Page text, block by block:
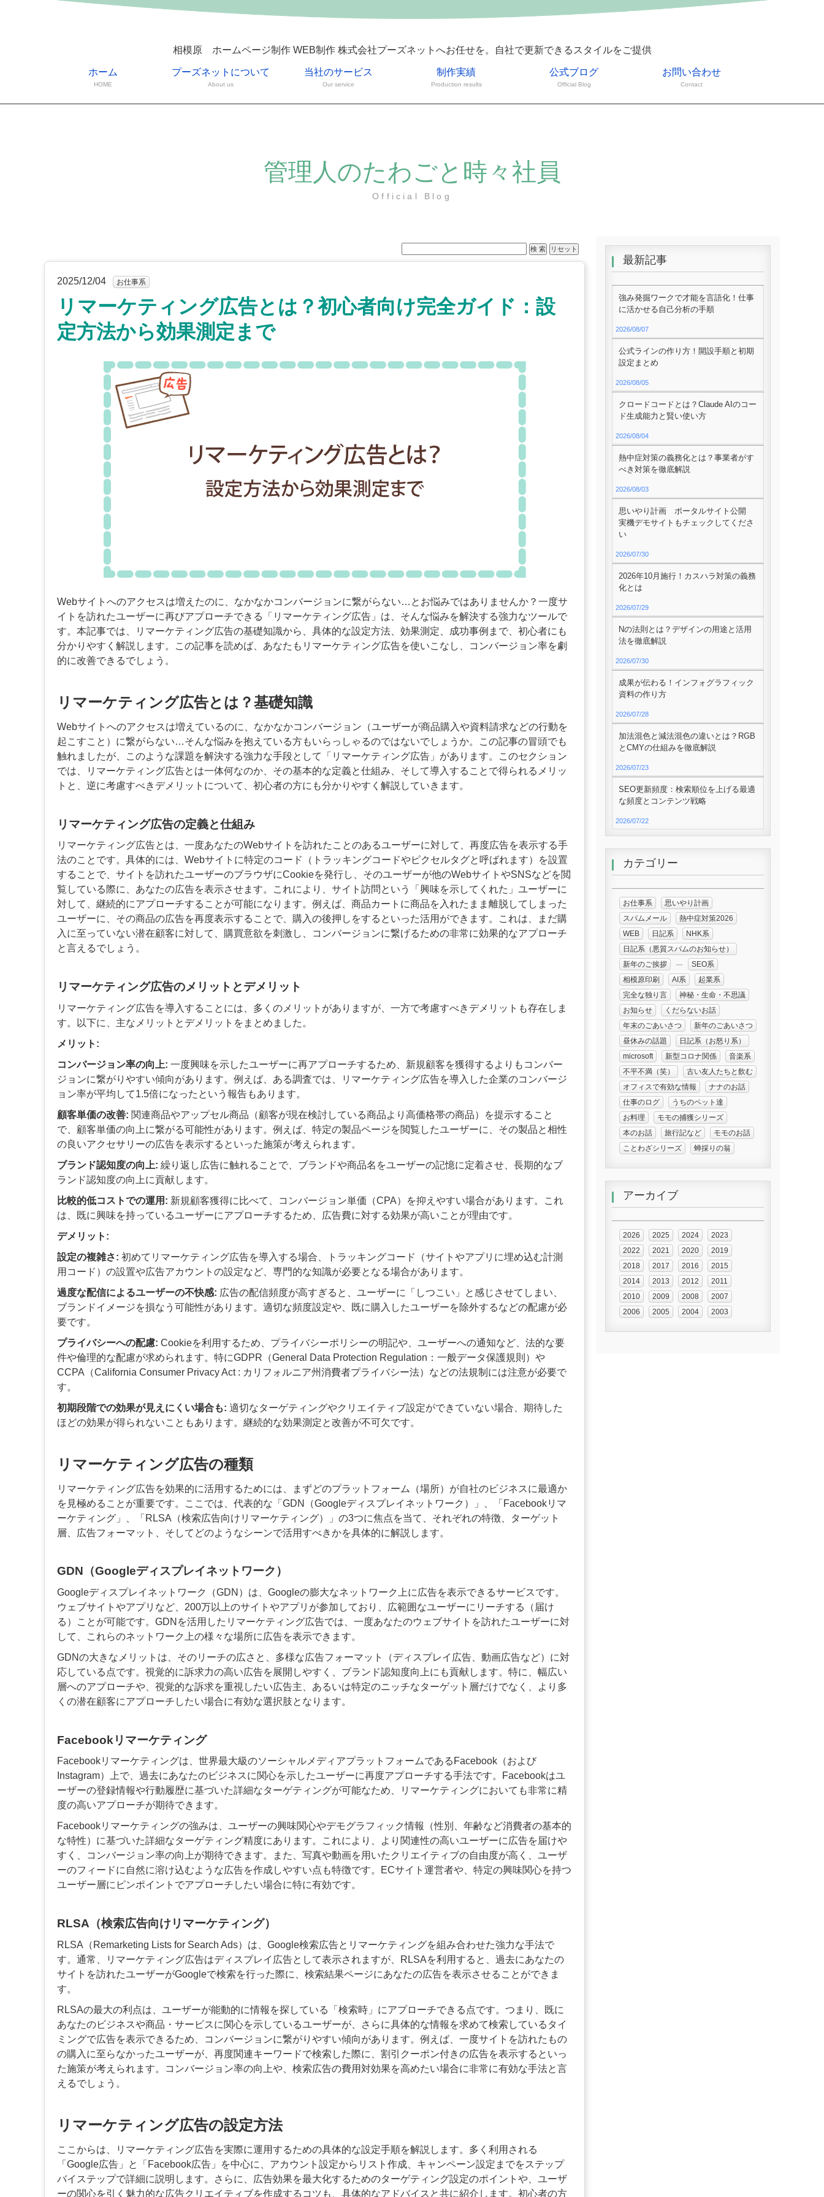
相模原 ホームページ制作 WEB制作 株式会社プーズネットへお任せを。自社で更新できるスタイルをご提供
ホーム
HOME
プーズネットについて
About us
当社のサービス
Our service
制作実績
Production results
公式ブログ
Official Blog
お問い合わせ
Contact
管理人のたわごと時々社員
Official Blog
2025/12/04 お仕事系
リマーケティング広告とは？初心者向け完全ガイド：設
定方法から効果測定まで
Webサイトへのアクセスは増えたのに、なかなかコンバージョンに繋がらない…とお悩みではありませんか？一度サ
イトを訪れたユーザーに再びアプローチできる「リマーケティング広告」は、そんな悩みを解決する強力なツールで
す。本記事では、リマーケティング広告の基礎知識から、具体的な設定方法、効果測定、成功事例まで、初心者にも
分かりやすく解説します。この記事を読めば、あなたもリマーケティング広告を使いこなし、コンバージョン率を劇
的に改善できるでしょう。
リマーケティング広告とは？基礎知識
Webサイトへのアクセスは増えているのに、なかなかコンバージョン（ユーザーが商品購入や資料請求などの行動を
起こすこと）に繋がらない…そんな悩みを抱えている方もいらっしゃるのではないでしょうか。この記事の冒頭でも
触れましたが、このような課題を解決する強力な手段として「リマーケティング広告」があります。このセクション
では、リマーケティング広告とは一体何なのか、その基本的な定義と仕組み、そして導入することで得られるメリッ
トと、逆に考慮すべきデメリットについて、初心者の方にも分かりやすく解説していきます。
リマーケティング広告の定義と仕組み
リマーケティング広告とは、一度あなたのWebサイトを訪れたことのあるユーザーに対して、再度広告を表示する手
法のことです。具体的には、Webサイトに特定のコード（トラッキングコードやピクセルタグと呼ばれます）を設置
することで、サイトを訪れたユーザーのブラウザにCookieを発行し、そのユーザーが他のWebサイトやSNSなどを閲
覧している際に、あなたの広告を表示させます。これにより、サイト訪問という「興味を示してくれた」ユーザーに
対して、継続的にアプローチすることが可能になります。例えば、商品カートに商品を入れたまま離脱してしまった
ユーザーに、その商品の広告を再度表示することで、購入の後押しをするといった活用ができます。これは、まだ購
入に至っていない潜在顧客に対して、購買意欲を刺激し、コンバージョンに繋げるための非常に効果的なアプローチ
と言えるでしょう。
リマーケティング広告のメリットとデメリット
リマーケティング広告を導入することには、多くのメリットがありますが、一方で考慮すべきデメリットも存在しま
す。以下に、主なメリットとデメリットをまとめました。
メリット:
コンバージョン率の向上: 一度興味を示したユーザーに再アプローチするため、新規顧客を獲得するよりもコンバー
ジョンに繋がりやすい傾向があります。例えば、ある調査では、リマーケティング広告を導入した企業のコンバージ
ョン率が平均して1.5倍になったという報告もあります。
顧客単価の改善: 関連商品やアップセル商品（顧客が現在検討している商品より高価格帯の商品）を提示すること
で、顧客単価の向上に繋がる可能性があります。例えば、特定の製品ページを閲覧したユーザーに、その製品と相性
の良いアクセサリーの広告を表示するといった施策が考えられます。
ブランド認知度の向上: 繰り返し広告に触れることで、ブランドや商品名をユーザーの記憶に定着させ、長期的なブ
ランド認知度の向上に貢献します。
比較的低コストでの運用: 新規顧客獲得に比べて、コンバージョン単価（CPA）を抑えやすい場合があります。これ
は、既に興味を持っているユーザーにアプローチするため、広告費に対する効果が高いことが理由です。
デメリット:
設定の複雑さ: 初めてリマーケティング広告を導入する場合、トラッキングコード（サイトやアプリに埋め込む計測
用コード）の設置や広告アカウントの設定など、専門的な知識が必要となる場合があります。
過度な配信によるユーザーの不快感: 広告の配信頻度が高すぎると、ユーザーに「しつこい」と感じさせてしまい、
ブランドイメージを損なう可能性があります。適切な頻度設定や、既に購入したユーザーを除外するなどの配慮が必
要です。
プライバシーへの配慮: Cookieを利用するため、プライバシーポリシーの明記や、ユーザーへの通知など、法的な要
件や倫理的な配慮が求められます。特にGDPR（General Data Protection Regulation：一般データ保護規則）や
CCPA（California Consumer Privacy Act : カリフォルニア州消費者プライバシー法）などの法規制には注意が必要で
す。
初期段階での効果が見えにくい場合も: 適切なターゲティングやクリエイティブ設定ができていない場合、期待した
ほどの効果が得られないこともあります。継続的な効果測定と改善が不可欠です。
リマーケティング広告の種類
リマーケティング広告を効果的に活用するためには、まずどのプラットフォーム（場所）が自社のビジネスに最適か
を見極めることが重要です。ここでは、代表的な「GDN（Googleディスプレイネットワーク）」、「Facebookリマ
ーケティング」、「RLSA（検索広告向けリマーケティング）」の3つに焦点を当て、それぞれの特徴、ターゲット
層、広告フォーマット、そしてどのようなシーンで活用すべきかを具体的に解説します。
GDN（Googleディスプレイネットワーク）
Googleディスプレイネットワーク（GDN）は、Googleの膨大なネットワーク上に広告を表示できるサービスです。
ウェブサイトやアプリなど、200万以上のサイトやアプリが参加しており、広範囲なユーザーにリーチする（届け
る）ことが可能です。GDNを活用したリマーケティング広告では、一度あなたのウェブサイトを訪れたユーザーに対
して、これらのネットワーク上の様々な場所に広告を表示できます。
GDNの大きなメリットは、そのリーチの広さと、多様な広告フォーマット（ディスプレイ広告、動画広告など）に対
応している点です。視覚的に訴求力の高い広告を展開しやすく、ブランド認知度向上にも貢献します。特に、幅広い
層へのアプローチや、視覚的な訴求を重視したい広告主、あるいは特定のニッチなターゲット層だけでなく、より多
くの潜在顧客にアプローチしたい場合に有効な選択肢となります。
Facebookリマーケティング
Facebookリマーケティングは、世界最大級のソーシャルメディアプラットフォームであるFacebook（および
Instagram）上で、過去にあなたのビジネスに関心を示したユーザーに再度アプローチする手法です。Facebookはユ
ーザーの登録情報や行動履歴に基づいた詳細なターゲティングが可能なため、リマーケティングにおいても非常に精
度の高いアプローチが期待できます。
Facebookリマーケティングの強みは、ユーザーの興味関心やデモグラフィック情報（性別、年齢など消費者の基本的
な特性）に基づいた詳細なターゲティング精度にあります。これにより、より関連性の高いユーザーに広告を届けや
すく、コンバージョン率の向上が期待できます。また、写真や動画を用いたクリエイティブの自由度が高く、ユーザ
ーのフィードに自然に溶け込むような広告を作成しやすい点も特徴です。ECサイト運営者や、特定の興味関心を持つ
ユーザー層にピンポイントでアプローチしたい場合に特に有効です。
RLSA（検索広告向けリマーケティング）
RLSA（Remarketing Lists for Search Ads）は、Google検索広告とリマーケティングを組み合わせた強力な手法で
す。通常、リマーケティング広告はディスプレイ広告として表示されますが、RLSAを利用すると、過去にあなたの
サイトを訪れたユーザーがGoogleで検索を行った際に、検索結果ページにあなたの広告を表示させることができま
す。
RLSAの最大の利点は、ユーザーが能動的に情報を探している「検索時」にアプローチできる点です。つまり、既に
あなたのビジネスや商品・サービスに関心を示しているユーザーが、さらに具体的な情報を求めて検索しているタイ
ミングで広告を表示できるため、コンバージョンに繋がりやすい傾向があります。例えば、一度サイトを訪れたもの
の購入に至らなかったユーザーが、再度関連キーワードで検索した際に、割引クーポン付きの広告を表示するといっ
た施策が考えられます。コンバージョン率の向上や、検索広告の費用対効果を高めたい場合に非常に有効な手法と言
えるでしょう。
リマーケティング広告の設定方法
ここからは、リマーケティング広告を実際に運用するための具体的な設定手順を解説します。多く利用される
「Google広告」と「Facebook広告」を中心に、アカウント設定からリスト作成、キャンペーン設定までをステップ
バイステップで詳細に説明します。さらに、広告効果を最大化するためのターゲティング設定のポイントや、ユーザ
ーの関心を引く魅力的な広告クリエイティブを作成するコツも、具体的なアドバイスと共に紹介します。初心者の方
最新記事
強み発掘ワークで才能を言語化！仕事
に活かせる自己分析の手順
2026/08/07
公式ラインの作り方！開設手順と初期
設定まとめ
2026/08/05
クロードコードとは？Claude AIのコー
ド生成能力と賢い使い方
2026/08/04
熱中症対策の義務化とは？事業者がす
べき対策を徹底解説
2026/08/03
思いやり計画 ポータルサイト公開
実機デモサイトもチェックしてくださ
い
2026/07/30
2026年10月施行！カスハラ対策の義務
化とは
2026/07/29
Nの法則とは？デザインの用途と活用
法を徹底解説
2026/07/30
成果が伝わる！インフォグラフィック
資料の作り方
2026/07/28
加法混色と減法混色の違いとは？RGB
とCMYの仕組みを徹底解説
2026/07/23
SEO更新頻度：検索順位を上げる最適
な頻度とコンテンツ戦略
2026/07/22
カテゴリー
お仕事系
思いやり計画
スパムメール
熱中症対策2026
WEB
日記系
NHK系
日記系（悪質スパムのお知らせ）
新年のご挨拶
SEO系
相模原印刷
AI系
起業系
完全な独り言
神秘・生命・不思議
お知らせ
くだらないお話
年末のごあいさつ
新年のごあいさつ
昼休みの話題
日記系（お怒り系）
microsoft
新型コロナ関係
音楽系
不平不満（笑）
古い友人たちと飲む
オフィスで有効な情報
ナナのお話
仕事のログ
うちのペット達
お料理
モモの捕獲シリーズ
本のお話
旅行記など
モモのお話
ことわざシリーズ
蝉採りの翁
アーカイブ
2026 2025 2024
2023
2022
2021 2020
2019
2018
2017 2016
2015
2014
2013 2012
2011
2010
2009 2008
2007
2006
2005 2004 2003